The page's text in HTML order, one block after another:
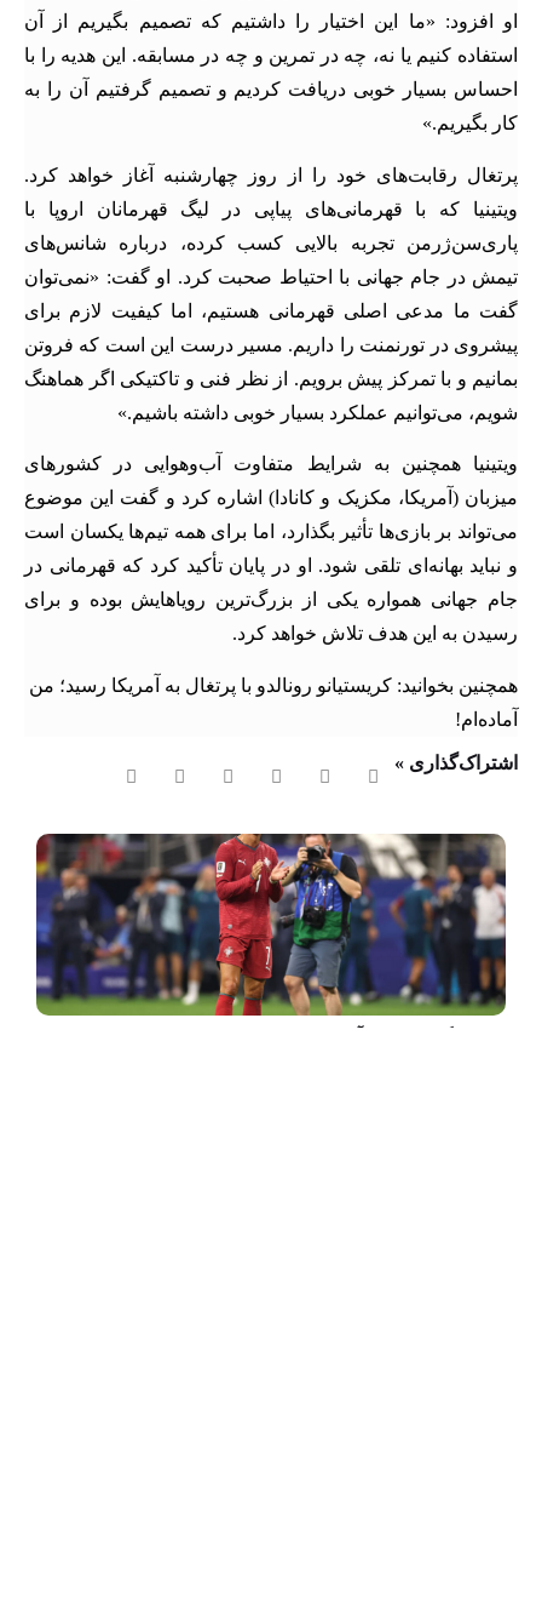
او افزود: «ما این اختیار را داشتیم که تصمیم بگیریم از آن
استفاده کنیم یا نه، چه در تمرین و چه در مسابقه. این هدیه را با
احساس بسیار خوبی دریافت کردیم و تصمیم گرفتیم آن را به
کار بگیریم.»
پرتغال رقابت‌های خود را از روز چهارشنبه آغاز خواهد کرد.
ویتینیا که با قهرمانی‌های پیاپی در لیگ قهرمانان اروپا با
پاری‌سن‌ژرمن تجربه بالایی کسب کرده، درباره شانس‌های
تیمش در جام جهانی با احتیاط صحبت کرد. او گفت: «نمی‌توان
گفت ما مدعی اصلی قهرمانی هستیم، اما کیفیت لازم برای
پیشروی در تورنمنت را داریم. مسیر درست این است که فروتن
بمانیم و با تمرکز پیش برویم. از نظر فنی و تاکتیکی اگر هماهنگ
شویم، می‌توانیم عملکرد بسیار خوبی داشته باشیم.»
ویتینیا همچنین به شرایط متفاوت آب‌وهوایی در کشورهای
میزبان (آمریکا، مکزیک و کانادا) اشاره کرد و گفت این موضوع
می‌تواند بر بازی‌ها تأثیر بگذارد، اما برای همه تیم‌ها یکسان است
و نباید بهانه‌ای تلقی شود. او در پایان تأکید کرد که قهرمانی در
جام جهانی همواره یکی از بزرگ‌ترین رویاهایش بوده و برای
رسیدن به این هدف تلاش خواهد کرد.
همچنین بخوانید: کریستیانو رونالدو با پرتغال به آمریکا رسید؛ من
آماده‌ام!
اشتراک‌گذاری »